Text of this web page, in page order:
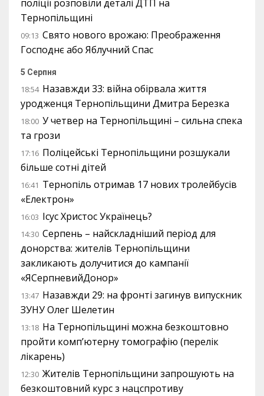
поліції розповіли деталі ДТП на
Тернопільщині
09:13 Свято нового врожаю: Преображення
Господнє або Яблучний Спас
5 Серпня
18:54 Назавжди 33: війна обірвала життя
уродженця Тернопільщини Дмитра Березка
18:00 У четвер на Тернопільщині – сильна спека
та грози
17:16 Поліцейські Тернопільщини розшукали
більше сотні дітей
16:41 Тернопіль отримав 17 нових тролейбусів
«Електрон»
16:03 Ісус Христос Українець?
14:30 Серпень – найскладніший період для
донорства: жителів Тернопільщини
закликають долучитися до кампанії
«ЯСерпневийДонор»
13:47 Назавжди 29: на фронті загинув випускник
ЗУНУ Олег Шелетин
13:18 На Тернопільщині можна безкоштовно
пройти комп’ютерну томографію (перелік
лікарень)
12:30 Жителів Тернопільщини запрошують на
безкоштовний курс з нацспротиву